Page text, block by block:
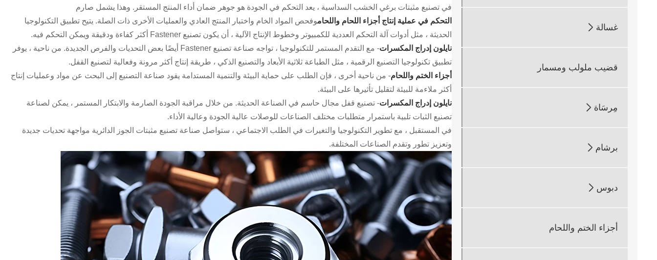
غسالة 
قضيب ملولب ومسمار
مِرسَاة 
برشام 
دبوس 
أجزاء الختم واللحام
في تصنيع مثبتات برغي الخشب السداسية ، يعد التحكم في الجودة هو جوهر ضمان أداء المنتج المستقر. وهذا يشمل صارم
التحكم في عملية إنتاج أجزاء اللحام واللحاموفحص المواد الخام واختبار المنتج العادي والعمليات الأخرى ذات الصلة. يتيح تطبيق التكنولوجيا
الحديثة ، مثل أدوات آلة التحكم العددية للكمبيوتر وخطوط الإنتاج الآلية ، أن يكون تصنيع Fastener أكثر كفاءة ودقيقة ويمكن التحكم فيه.
نايلون إدراج المكسرات
- مع التقدم المستمر للتكنولوجيا ، تواجه صناعة تصنيع Fastener أيضًا بعض التحديات والفرص الجديدة. من ناحية ، يوفر
تطبيق تكنولوجيا التصنيع الرقمية ، مثل الطباعة ثلاثية الأبعاد والتصنيع الذكي ، طريقة إنتاج أكثر مرونة وفعالية لتصنيع القفل.
أجزاء الختم واللحام- من ناحية أخرى ، فإن الطلب على حماية البيئة والتنمية المستدامة يقود صناعة التصنيع إلى البحث عن مواد وعمليات إنتاج
أكثر ملاءمة للبيئة لتقليل تأثيرها على البيئة.
نايلون إدراج المكسرات- تصنيع قفل مجال حاسم في الصناعة الحديثة. من خلال مراقبة الجودة الصارمة والابتكار المستمر ، يمكن لصناعة
تصنيع الثبات تلبية باستمرار متطلبات مختلف الصناعات للوصلات عالية الجودة وعالية الأداء.
في المستقبل ، مع تطوير التكنولوجيا والتغيرات في الطلب الاجتماعي ، ستواصل صناعة تصنيع مثبتات الجوز الدائرية مواجهة تحديات جديدة
وتعزيز تطور وتقدم الصناعات المختلفة.